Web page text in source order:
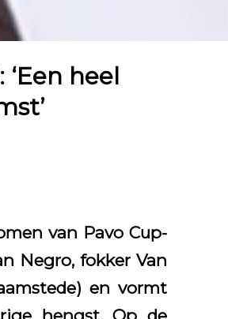
heel
van Pavo Cup-
Negro, fokker Van
en vormt